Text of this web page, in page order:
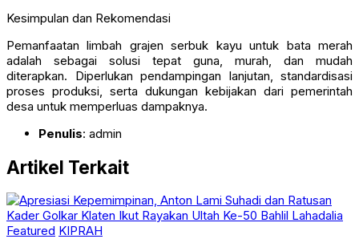
Kesimpulan dan Rekomendasi
Pemanfaatan limbah grajen serbuk kayu untuk bata merah
adalah sebagai solusi tepat guna, murah, dan mudah
diterapkan. Diperlukan pendampingan lanjutan, standardisasi
proses produksi, serta dukungan kebijakan dari pemerintah
desa untuk memperluas dampaknya.
Penulis: admin
Artikel Terkait
Featured KIPRAH